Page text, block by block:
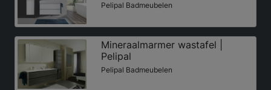
Pelipal Badmeubelen
Mineraalmarmer wastafel |
Pelipal
Pelipal Badmeubelen